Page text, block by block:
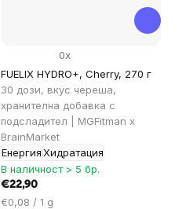
FUELIX HYDRO+, Cherry, 270 г
30 дози, вкус череша,
хранителна добавка с
подсладител | MGFitman x
BrainMarket
ЕнергияХидратация
0x
В наличност > 5 бр.
€22,90
Цена
€0,08 / 1 g